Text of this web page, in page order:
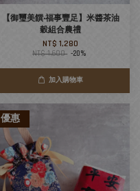
【御璽美饌‧福事豐足】米醬茶油
穀組合農禮
NT$ 1,280
NT$ 1,600 -20%
加入購物車
優惠